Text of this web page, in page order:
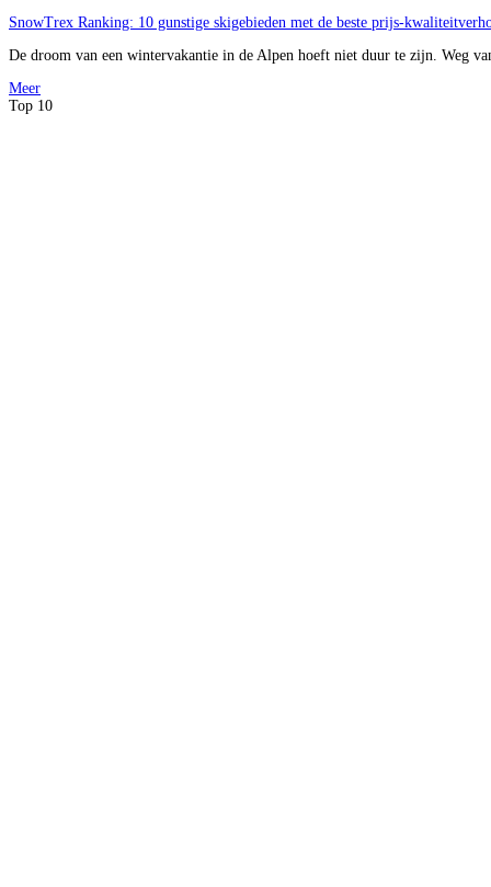
SnowTrex Ranking: 10 gunstige skigebieden met de beste prijs-
De droom van een wintervakantie in de Alpen hoeft niet duur te zijn. Weg
Meer
Top 10